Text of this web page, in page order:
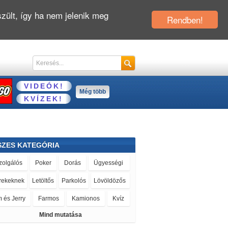
VIDEÓK!
KVÍZEK!
Még több
KATEGÓRIA
Poker Dorás Ügyességi
Letöltős Parkolós Lövöldözős
és Jerry Farmos Kamionos Kvíz
Fodrászos Állatkertes
Mind mutatása
Rendben!
így ha nem jelenik meg